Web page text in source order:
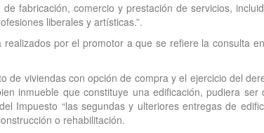
fabricación, comercio y prestación de servicios,
liberales y artísticas.”.
por el promotor a que se refiere la consulta
viviendas con opción de compra y el ejercicio del
inmueble que constituye una edificación, pudiera
Impuesto “las segundas y ulteriores entregas de
o rehabilitación.